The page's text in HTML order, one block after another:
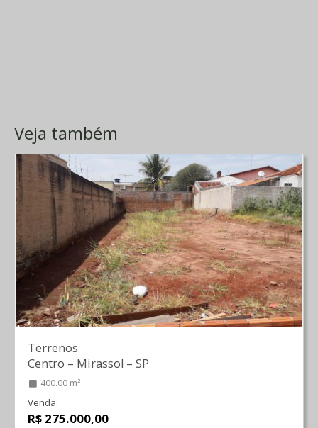
Veja também
Terrenos
Centro – Mirassol – SP
400.00 m²
Venda:
R$ 275.000,00